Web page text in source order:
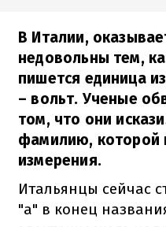
В Италии,
недовольны тем,
пишется единица
– вольт. Ученые
том, что они
фамилию, которой
измерения.
Итальянцы сейчас
"а" в конец